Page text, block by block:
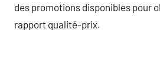
des promotions disponibles pour
rapport qualité-prix.